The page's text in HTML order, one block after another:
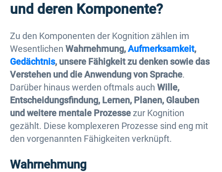
und deren Komponente?
Zu den Komponenten der Kognition zählen im
Wesentlichen Wahrnehmung,Aufmerksamkeit,
Gedächtnis, unsere Fähigkeit zu denken sowie das
Verstehen und die Anwendung von Sprache.
Darüber hinaus werden oftmals auch Wille,
Entscheidungsfindung, Lernen, Planen, Glauben
und weitere mentale Prozesse zur Kognition
gezählt. Diese komplexeren Prozesse sind eng mit
den vorgenannten Fähigkeiten verknüpft.
Wahrnehmung